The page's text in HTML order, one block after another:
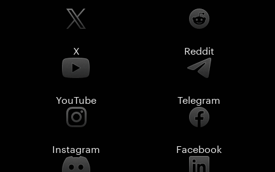
X Reddit
YouTube Telegram
Instagram Facebook